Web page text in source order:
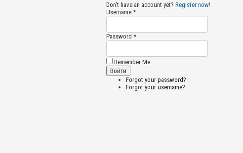
Don't have an account yet? Register now!
Username *
Password *
Remember Me
Forgot your password?
Forgot your username?